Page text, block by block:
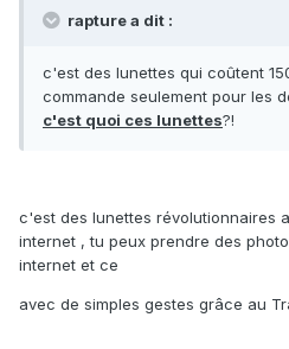
rapture a dit :
c'est des lunettes qui coûtent
commande seulement pour les
c'est quoi ces lunettes?!
c'est des lunettes révolutionnaires
internet , tu peux prendre des
internet et ce
avec de simples gestes grâce au